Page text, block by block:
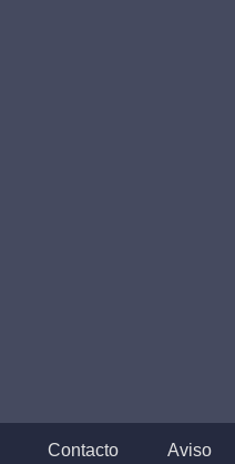
Contacto Aviso